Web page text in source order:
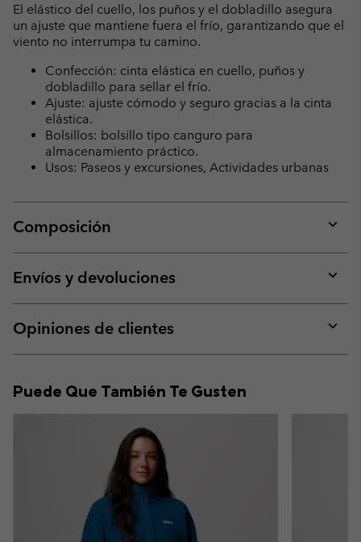
El elástico del cuello, los puños y el dobladillo asegura
un ajuste que mantiene fuera el frío, garantizando que el
viento no interrumpa tu camino.
Confección: cinta elástica en cuello, puños y
dobladillo para sellar el frío.
Ajuste: ajuste cómodo y seguro gracias a la cinta
elástica.
Bolsillos: bolsillo tipo canguro para
almacenamiento práctico.
Usos: Paseos y excursiones, Actividades urbanas
Composición
or
Envíos y devoluciones
or
Opiniones de clientes
or
Puede Que También Te Gusten